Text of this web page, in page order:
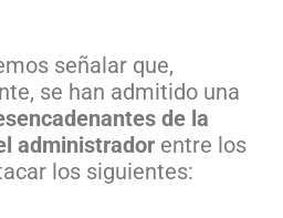
señalar que,
se han admitido una
de la
administrador entre los
los siguientes: